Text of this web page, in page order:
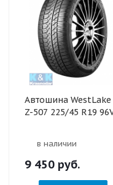
Автошина WestLake
Z-507 225/45 R19
в наличии
9 450 руб.